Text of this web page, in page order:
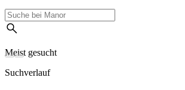
Meist gesucht
Suchverlauf